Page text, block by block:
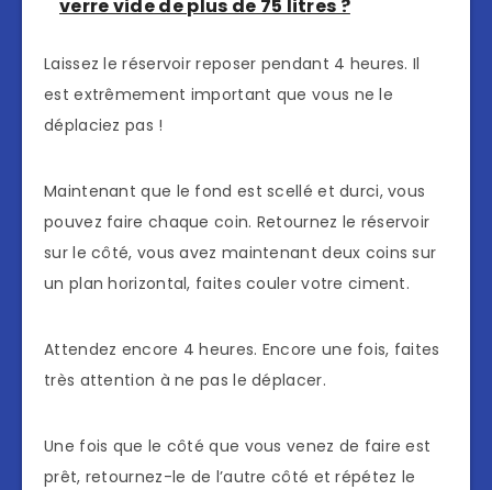
verre vide de plus de 75 litres ?
Laissez le réservoir reposer pendant 4 heures. Il
est extrêmement important que vous ne le
déplaciez pas !
Maintenant que le fond est scellé et durci, vous
pouvez faire chaque coin. Retournez le réservoir
sur le côté, vous avez maintenant deux coins sur
un plan horizontal, faites couler votre ciment.
Attendez encore 4 heures. Encore une fois, faites
très attention à ne pas le déplacer.
Une fois que le côté que vous venez de faire est
prêt, retournez-le de l’autre côté et répétez le